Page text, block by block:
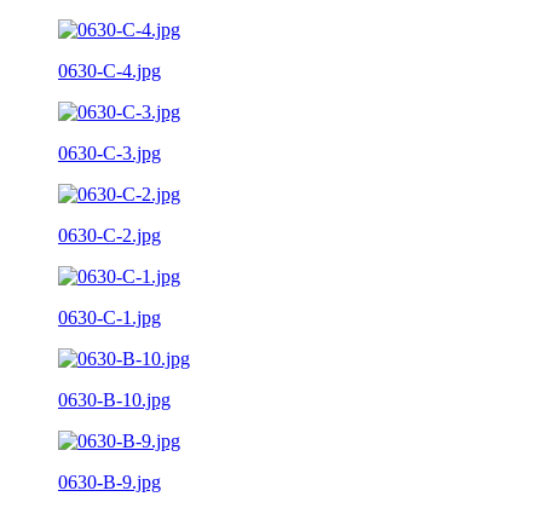
0630-C-4.jpg
0630-C-3.jpg
0630-C-2.jpg
0630-C-1.jpg
0630-B-10.jpg
0630-B-9.jpg